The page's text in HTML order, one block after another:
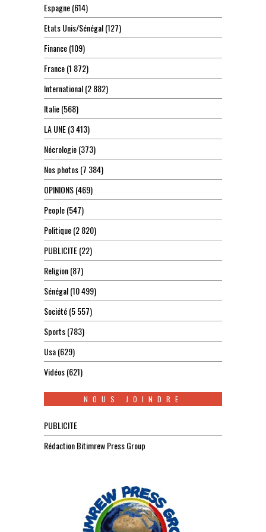
Espagne(614)
Etats Unis/Sénégal(127)
Finance(109)
France(1 872)
International(2 882)
Italie(568)
LA UNE(3 413)
Nécrologie(373)
Nos photos(7 384)
OPINIONS(469)
People(547)
Politique(2 820)
PUBLICITE(22)
Religion(87)
Sénégal(10 499)
Société(5 557)
Sports(783)
Usa(629)
Vidéos(621)
NOUS JOINDRE
PUBLICITE
Rédaction Bitimrew Press Group